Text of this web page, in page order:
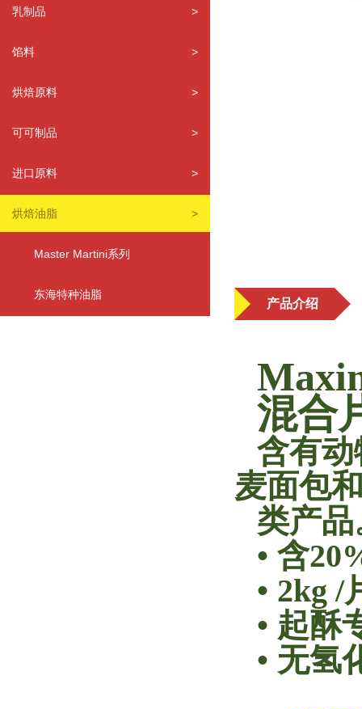
乳制品 >
馅料 >
烘焙原料 >
可可制品 >
进口原料 >
烘焙油脂 >
Master Martini系列
东海特种油脂
产品介绍
混合
含有
麦面包
类产品
• 含
• 2kg /
• 起酥
• 无氢